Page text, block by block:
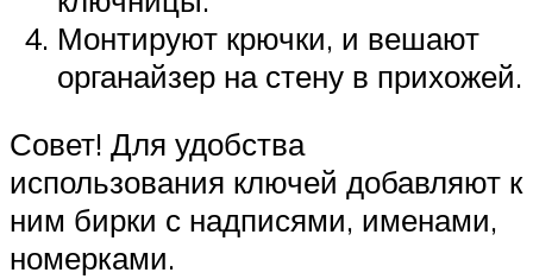
Монтируют крючки, и вешают
органайзер на стену в прихожей.
Совет! Для удобства
использования ключей добавляют к
ним бирки с надписями, именами,
номерками.